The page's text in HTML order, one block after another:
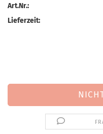
Art.Nr.:
Lieferzeit: